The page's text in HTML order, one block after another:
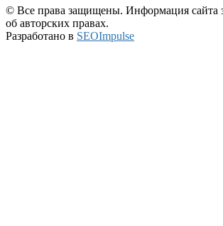
© Все права защищены. Информация сайта
об авторских правах.
Разработано в SEOImpulse